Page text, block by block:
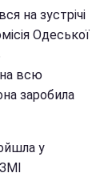
на зустрічі
Одеської
на всю
заробила
у